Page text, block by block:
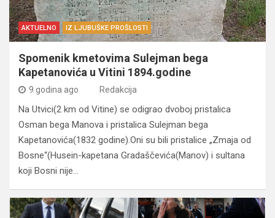
AKTUELNO IZ LJUBUŠKE PROŠLOSTI
Spomenik kmetovima Sulejman bega
Kapetanovića u Vitini 1894.godine
9 godina ago Redakcija
Na Utvici(2 km od Vitine) se odigrao dvoboj pristalica
Osman bega Manova i pristalica Sulejman bega
Kapetanovića(1832 godine).Oni su bili pristalice „Zmaja od
Bosne“(Husein-kapetana Gradaščevića(Manov) i sultana
koji Bosni nije…